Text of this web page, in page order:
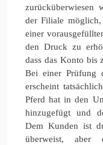
zurücküberwiesen
der Filiale
einer
den Druck zu
dass das Konto bis
Bei einer Prüfung
erscheint
Pferd hat in den
hinzugefügt und
Dem Kunden ist
überweist, aber